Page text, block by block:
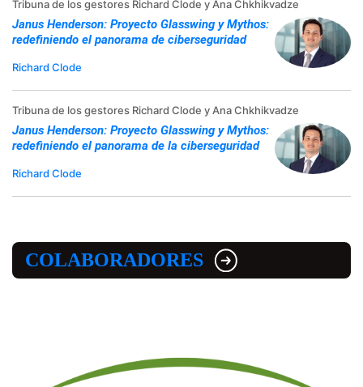
Tribuna de los gestores Richard Clode y Ana Chkhikvadze
Janus Henderson: Proyecto Glasswing y Mythos:
redefiniendo el panorama de ciberseguridad
Richard Clode
Tribuna de los gestores Richard Clode y Ana Chkhikvadze
Janus Henderson: Proyecto Glasswing y Mythos:
redefiniendo el panorama de la ciberseguridad
Richard Clode
COLABORADORES